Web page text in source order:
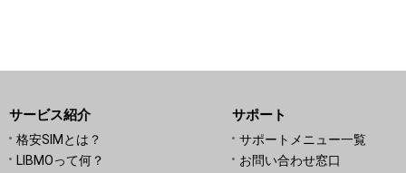
サービス紹介
格安SIMとは？
LIBMOって何？
サポート
サポートメニュー一覧
お問い合わせ窓口